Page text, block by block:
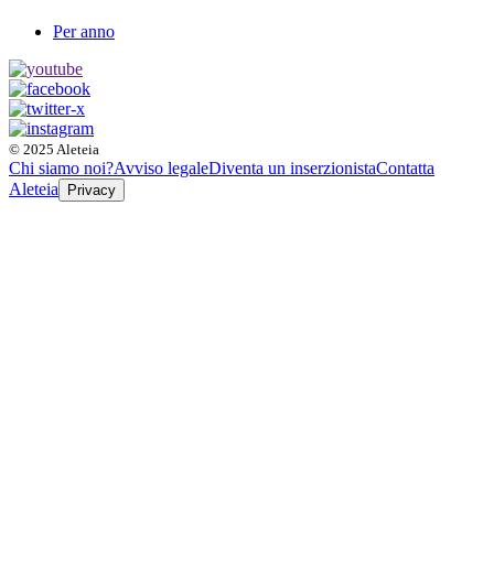
Per anno
© 2025 Aleteia
Chi siamo noi?Avviso legaleDiventa un inserzionistaContatta
Aleteia
Privacy